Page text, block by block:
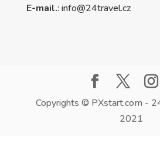
E-mail.: info@24travel.cz
Copyrights © PXstart.com -
2021